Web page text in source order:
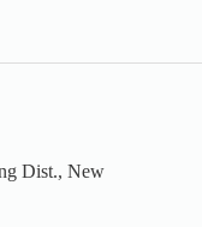
Dist., New